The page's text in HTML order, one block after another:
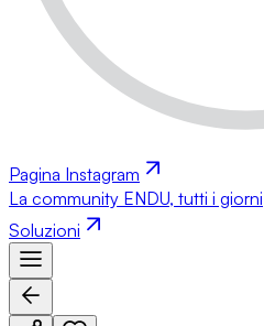
Pagina Instagram
La community ENDU, tutti i giorni
Soluzioni